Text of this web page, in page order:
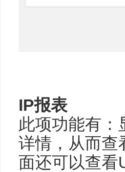
IP报表
此项功能有：
详情，从而查
面还可以查看